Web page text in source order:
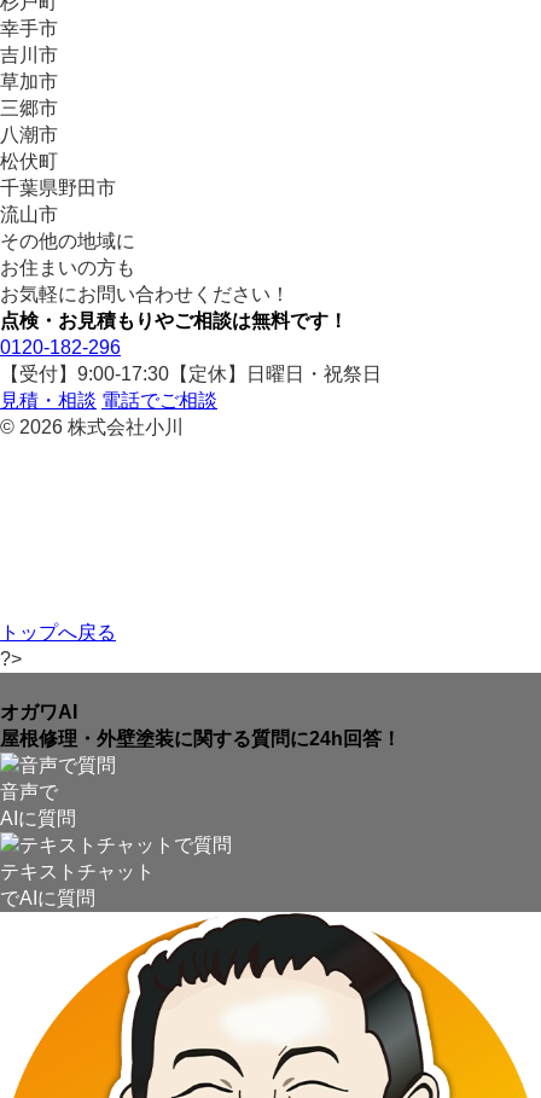
幸手市
吉川市
草加市
三郷市
八潮市
松伏町
千葉県野田市
流山市
その他の地域に
お住まいの方も
お気軽にお問い合わせください！
点検・お見積もりやご相談は無料です！
0120-182-296
【受付】9:00-17:30【定休】日曜日・祝祭日
見積・相談 電話でご相談
© 2026 株式会社小川
トップへ戻る
?>
オガワAI
屋根修理・外壁塗装に関する質問に24h回答！
音声で
AIに質問
テキストチャット
でAIに質問